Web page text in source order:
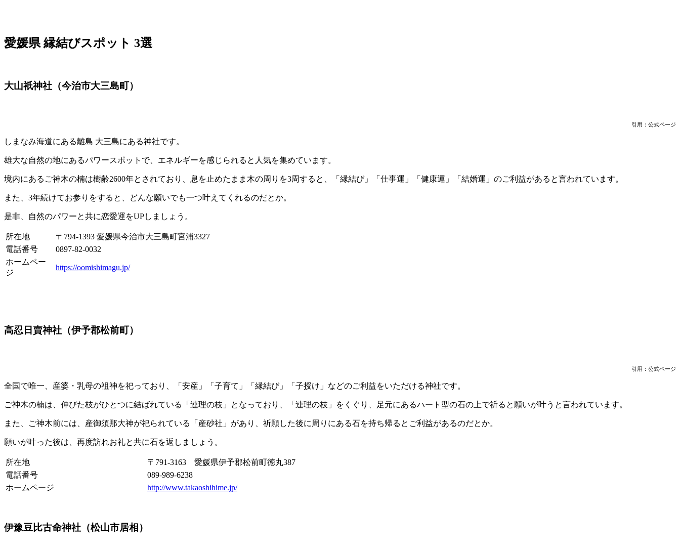
愛媛県 縁結びスポット 3選
大山祇神社（今治市大三島町）
引用：公式ページ
しまなみ海道にある離島 大三島にある神社です。
雄大な自然の地にあるパワースポットで、エネルギーを感じられると人気を集めています。
境内にあるご神木の楠は樹齢2600年とされており、息を止めたまま木の周りを3周すると、「縁結び」「仕事運」「健康運」「結婚運」のご利益があると言われています。
また、3年続けてお参りをすると、どんな願いでも一つ叶えてくれるのだとか。
是非、自然のパワーと共に恋愛運をUPしましょう。
所在地
〒794-1393 愛媛県今治市大三島町宮浦3327
電話番号
0897-82-0032
ホームペー
ジ
https://oomishimagu.jp/
高忍日賣神社（伊予郡松前町）
引用：公式ページ
全国で唯一、産婆・乳母の祖神を祀っており、「安産」「子育て」「縁結び」「子授け」などのご利益をいただける神社です。
ご神木の楠は、伸びた枝がひとつに結ばれている「連理の枝」となっており、「連理の枝」をくぐり、足元にあるハート型の石の上で祈ると願いが叶うと言われています。
また、ご神木前には、産御須那大神が祀られている「産砂社」があり、祈願した後に周りにある石を持ち帰るとご利益があるのだとか。
願いが叶った後は、再度訪れお礼と共に石を返しましょう。
所在地
〒791-3163 愛媛県伊予郡松前町徳丸387
電話番号
089-989-6238
ホームページ
http://www.takaoshihime.jp/
伊豫豆比古命神社（松山市居相）